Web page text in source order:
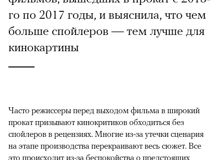
го по 2017 годы, и выяснила, что чем
больше спойлеров — тем лучше для
кинокартины
Часто режиссеры перед выходом фильма в широкий
прокат призывают кинокритиков обходиться без
спойлеров в рецензиях. Многие из-за утечки сценария
на этапе производства перекраивают весь сюжет. Все
это происходит из-за беспокойства о предстоящих